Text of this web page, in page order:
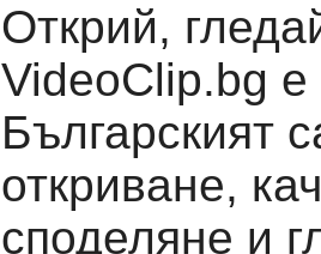
Открий,
VideoClip.bg е
Българският
откриване,
споделяне и